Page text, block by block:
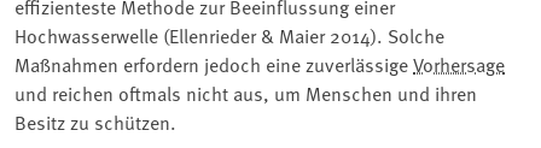
effizienteste Methode zur Beeinflussung einer
Hochwasserwelle (Ellenrieder & Maier 2014). Solche
Maßnahmen erfordern jedoch eine zuverlässigeVorhersage
und reichen oftmals nicht aus, um Menschen und ihren
Besitz zu schützen.